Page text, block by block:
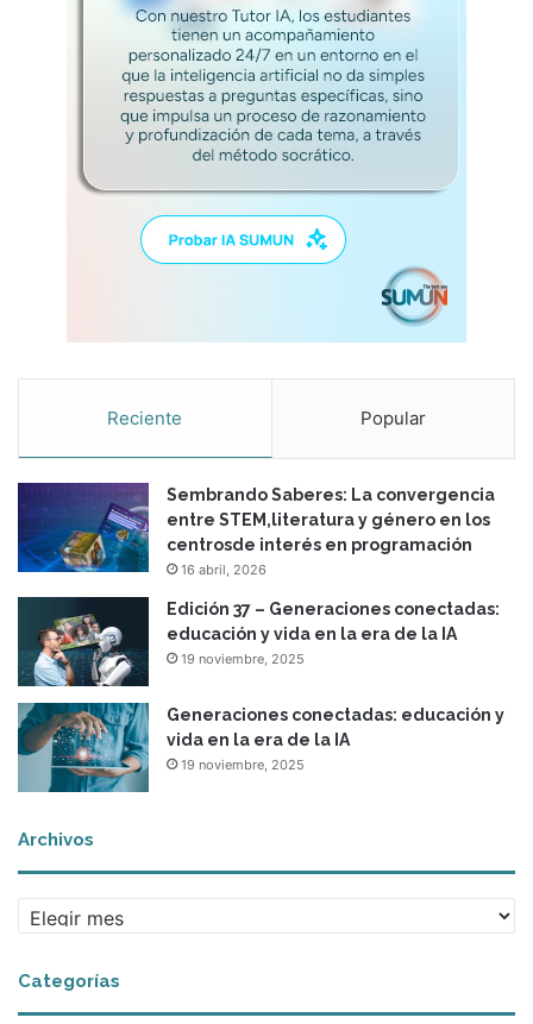
Reciente Popular
Sembrando Saberes: La convergencia
entre STEM,literatura y género en los
centrosde interés en programación
16 abril, 2026
Edición 37 – Generaciones conectadas:
educación y vida en la era de la IA
19 noviembre, 2025
Generaciones conectadas: educación y
vida en la era de la IA
19 noviembre, 2025
Archivos
r
h
i
Categorías